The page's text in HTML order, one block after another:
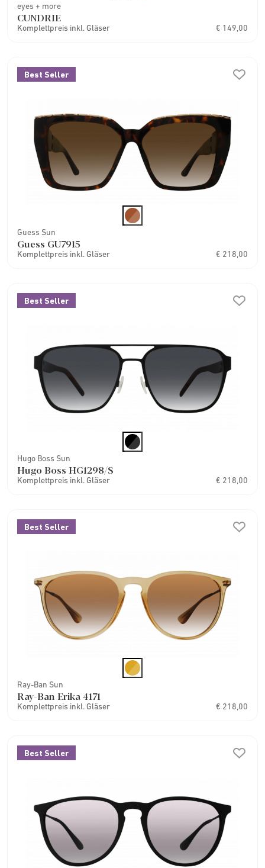
eyes + more
CUNDRIE
Komplettpreis inkl. Gläser € 149,00
Best Seller
Guess Sun
Guess GU7915
Komplettpreis inkl. Gläser € 218,00
Best Seller
Hugo Boss Sun
Hugo Boss HG1298/S
Komplettpreis inkl. Gläser € 218,00
Best Seller
Ray-Ban Sun
Ray-Ban Erika 4171
Komplettpreis inkl. Gläser € 218,00
Best Seller